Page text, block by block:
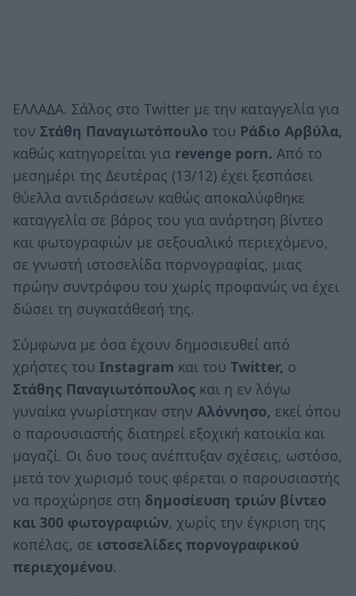
ΕΛΛΑΔΑ. Σάλος στο Twitter με την καταγγελία για
τον Στάθη Παναγιωτόπουλο του Ράδιο Αρβύλα,
καθώς κατηγορείται για revenge porn. Από το
μεσημέρι της Δευτέρας (13/12) έχει ξεσπάσει
θύελλα αντιδράσεων καθώς αποκαλύφθηκε
καταγγελία σε βάρος του για ανάρτηση βίντεο
και φωτογραφιών με σεξουαλικό περιεχόμενο,
σε γνωστή ιστοσελίδα πορνογραφίας, μιας
πρώην συντρόφου του χωρίς προφανώς να έχει
δώσει τη συγκατάθεσή της.
Σύμφωνα με όσα έχουν δημοσιευθεί από
χρήστες του Instagram και του Twitter, o
Στάθης Παναγιωτόπουλος και η εν λόγω
γυναίκα γνωρίστηκαν στην Αλόννησο, εκεί όπου
ο παρουσιαστής διατηρεί εξοχική κατοικία και
μαγαζί. Οι δυο τους ανέπτυξαν σχέσεις, ωστόσο,
μετά τον χωρισμό τους φέρεται ο παρουσιαστής
να προχώρησε στη δημοσίευση τριών βίντεο
και 300 φωτογραφιών, χωρίς την έγκριση της
κοπέλας, σε ιστοσελίδες πορνογραφικού
περιεχομένου.